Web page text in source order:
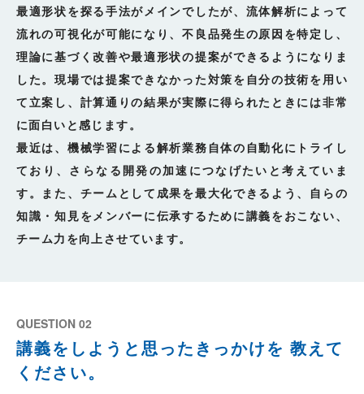
最適形状を探る手法がメインでしたが、流体解析によって
流れの可視化が可能になり、不良品発生の原因を特定し、
理論に基づく改善や最適形状の提案ができるようになりま
した。現場では提案できなかった対策を自分の技術を用い
て立案し、計算通りの結果が実際に得られたときには非常
に面白いと感じます。
最近は、機械学習による解析業務自体の自動化にトライし
ており、さらなる開発の加速につなげたいと考えていま
す。また、チームとして成果を最大化できるよう、自らの
知識・知見をメンバーに伝承するために講義をおこない、
チーム力を向上させています。
QUESTION 02
講義をしようと思ったきっかけを 教えて
ください。